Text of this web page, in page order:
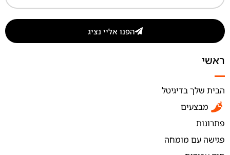
הפנו אליי נציג
ראשי
הבית שלך בדיגיטל
מבצעים
פתרונות
פגישה עם מומחה